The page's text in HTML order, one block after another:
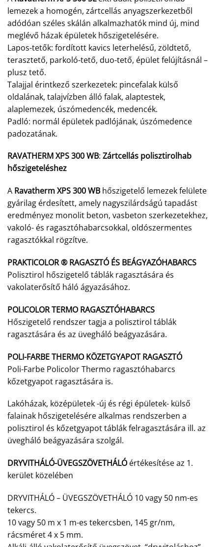
lemezek a homogén, zártcellás anyagszerkezetből
adódóan széles skálán alkalmazhatók mind új, mind
meglévő házak épületek hőszigetelésére.
Lapos-tetők: fordított kavics leterhelésű, zöldtető,
terasztető, parkoló-tető, duo-tető, épület felújításnál –
plusz tető.
Talajjal érintkező szerkezetek: pincefalak külső
oldalának, talajvízben álló falak, alaptestek,
alaplemezek, úszómedencék, medencék.
Padló: normál épületek padlójának, úszómedence
padozatának.
RAVATHERM XPS 300 WB: Zártcellás polisztirolhab
hőszigeteléshez
A Ravatherm XPS 300 WB hőszigetelő lemezek felülete
gyárilag érdesített, amely nagyszilárdságú tapadást
eredményez monolit beton, vasbeton szerkezetekhez,
vakoló- és ragasztóhabarcsokkal, oldószermentes
ragasztókkal rögzítve.
PRAKTICOLOR ® RAGASZTÓ ÉS BEÁGYAZÓHABARCS
Polisztirol hőszigetelő táblák ragasztására és
vakolaterősítő háló ágyazásához.
POLICOLOR TERMO RAGASZTÓHABARCS
Hőszigetelő rendszer tagja a polisztirol táblák
ragasztására és az üvegháló beágyazására.
POLI-FARBE THERMO KÖZETGYAPOT RAGASZTÓ
Poli-Farbe Policolor Thermo ragasztóhabarcs
kőzetgyapot ragasztására is.
Lakóházak, középületek -új és régi épületek- külső
falainak hőszigetelésére alkalmas rendszerben a
polisztirol és kőzetgyapot táblák felragasztására ill. az
üvegháló beágyazására szolgál.
DRYVITHÁLÓ-ÜVEGSZÖVETHÁLÓértékesítése az 1.
kerület közelében
DRYVITHÁLÓ – ÜVEGSZÖVETHÁLÓ 10 vagy 50 nm-es
tekercs.
10 vagy 50 m x 1 m-es tekercsben, 145 gr/nm,
rácsméret 4 x 5 mm.